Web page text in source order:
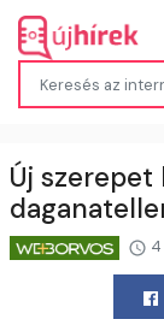
Új szerepet